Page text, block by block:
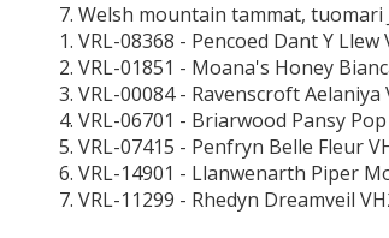
7. Welsh mountain tammat, tuomari
1. VRL-08368 - Pencoed Dant Y
2. VRL-01851 - Moana's Honey
3. VRL-00084 - Ravenscroft
4. VRL-06701 - Briarwood Pansy
5. VRL-07415 - Penfryn Belle Fleur
6. VRL-14901 - Llanwenarth Piper
7. VRL-11299 - Rhedyn Dreamveil